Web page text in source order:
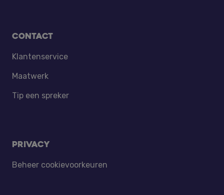
Contact
Klantenservice
Maatwerk
Tip een spreker
Privacy
Beheer cookievoorkeuren